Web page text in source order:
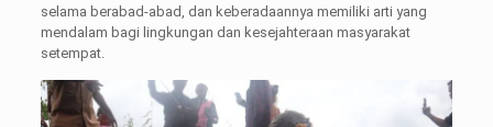
selama berabad-abad, dan keberadaannya memiliki arti yang
mendalam bagi lingkungan dan kesejahteraan masyarakat
setempat.